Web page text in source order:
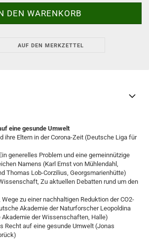
AUF DEN MERKZETTEL
eine gesunde Umwelt
ihre Eltern in der Corona-Zeit (Deutsche Liga für
generelles Problem und eine gemeinnützige
Namens (Karl Ernst von Mühlendahl,
Thomas Lob-Corzilius, Georgsmarienhütte)
Zu aktuellen Debatten rund um den
Wege zu einer nachhaltigen Reduktion der CO2-
Akademie der Naturforscher Leopoldina
Akademie der Wissenschaften, Halle)
Recht auf eine gesunde Umwelt (Jonas